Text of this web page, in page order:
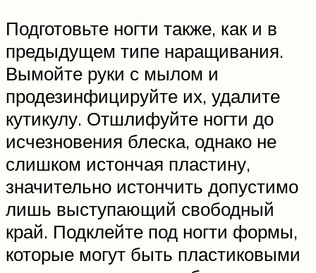
Подготовьте ногти также, как и в
предыдущем типе наращивания.
Вымойте руки с мылом и
продезинфицируйте их, удалите
кутикулу. Отшлифуйте ногти до
исчезновения блеска, однако не
слишком истончая пластину,
значительно истончить допустимо
лишь выступающий свободный
край. Подклейте под ногти формы,
которые могут быть пластиковыми